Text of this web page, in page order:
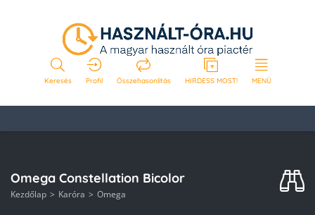
Keresés Profil Összehasonlítás HIRDESS MOST! MENÜ
Omega Constellation Bicolor
Kezdőlap Karóra Omega